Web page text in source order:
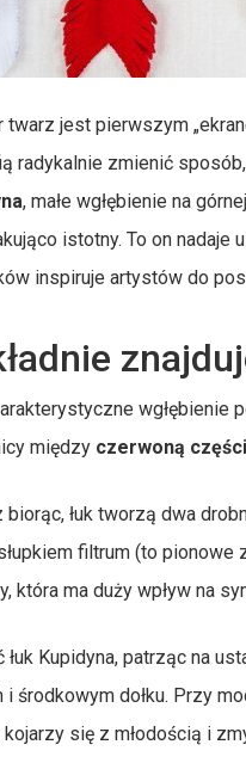
jest pierwszym
radykalnie zmienić
, małe wgłębienie na
istotny. To on nadaje
inspiruje artystów do
wgłębienie
między czerwoną
łuk tworzą dwa
filtrum (to
która ma duży wpływ na
łuk Kupidyna, patrząc na
i środkowym dołku. Przy
się z młodością i